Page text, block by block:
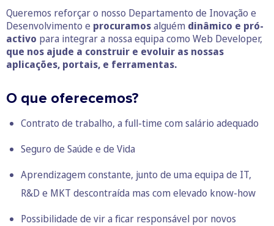
Queremos reforçar o nosso Departamento de Inovação e
Desenvolvimento e procuramosalguém dinâmico e pró-
activo para integrar a nossa equipa como Web Developer,
que nos ajude a construir e evoluir as nossas
aplicações, portais, e ferramentas.
O que oferecemos?
Contrato de trabalho, a full-time com salário adequado
Seguro de Saúde e de Vida
Aprendizagem constante, junto de uma equipa de IT,
R&D e MKT descontraída mas com elevado know-how
Possibilidade de vir a ficar responsável por novos